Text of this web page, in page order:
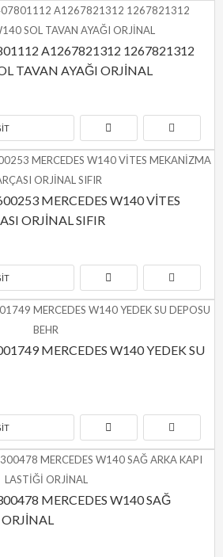
A1267821312 1267821312
TAVAN AYAĞI ORJİNAL
MERCEDES W140 VİTES
ORJİNAL SIFIR
MERCEDES W140 YEDEK SU
MERCEDES W140 SAĞ